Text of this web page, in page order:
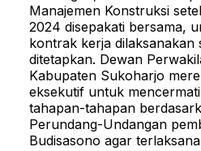
Manajemen Konstruksi
2024 disepakati bersama,
kontrak kerja dilaksanakan
ditetapkan. Dewan
Kabupaten Sukoharjo
eksekutif untuk
tahapan-tahapan
Perundang-Undangan
Budisasono agar